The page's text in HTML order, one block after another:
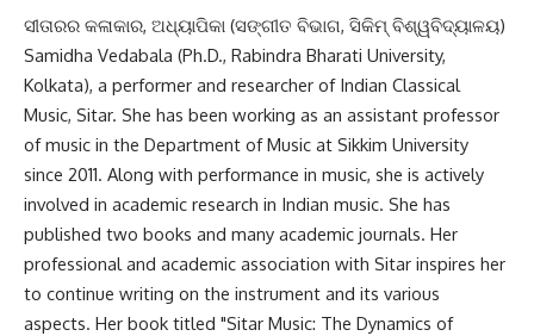
ସୀତାରର କଳାକାର, ଅଧ୍ୟାପିକା (ସଙ୍ଗୀତ ବିଭାଗ, ସିକିମ୍ ବିଶ୍ୱବିଦ୍ୟାଳୟ)
Samidha Vedabala (Ph.D., Rabindra Bharati University,
Kolkata), a performer and researcher of Indian Classical
Music, Sitar. She has been working as an assistant professor
of music in the Department of Music at Sikkim University
since 2011. Along with performance in music, she is actively
involved in academic research in Indian music. She has
published two books and many academic journals. Her
professional and academic association with Sitar inspires her
to continue writing on the instrument and its various
aspects. Her book titled "Sitar Music: The Dynamics of